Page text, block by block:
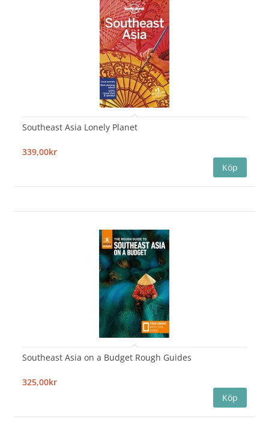
Southeast Asia Lonely Planet
339,00kr
Southeast Asia on a Budget Rough Guides
325,00kr